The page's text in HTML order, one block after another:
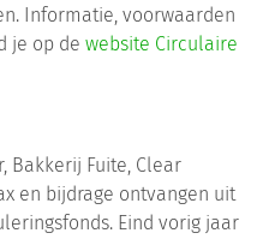
Informatie, voorwaarden
je op de website Circulaire
Bakkerij Fuite, Clear
en bijdrage ontvangen uit
Eind vorig jaar